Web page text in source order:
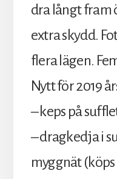
dra långt fram
extra skydd.
flera lägen.
Nytt för 2019
– keps på
– dragkedja i
myggnät